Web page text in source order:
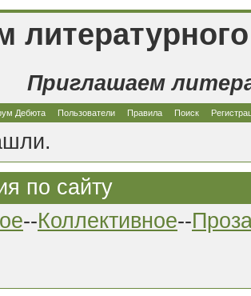
Приглашаем
Дебюта Пользователи Правила Поиск
по сайту
--Коллективное--